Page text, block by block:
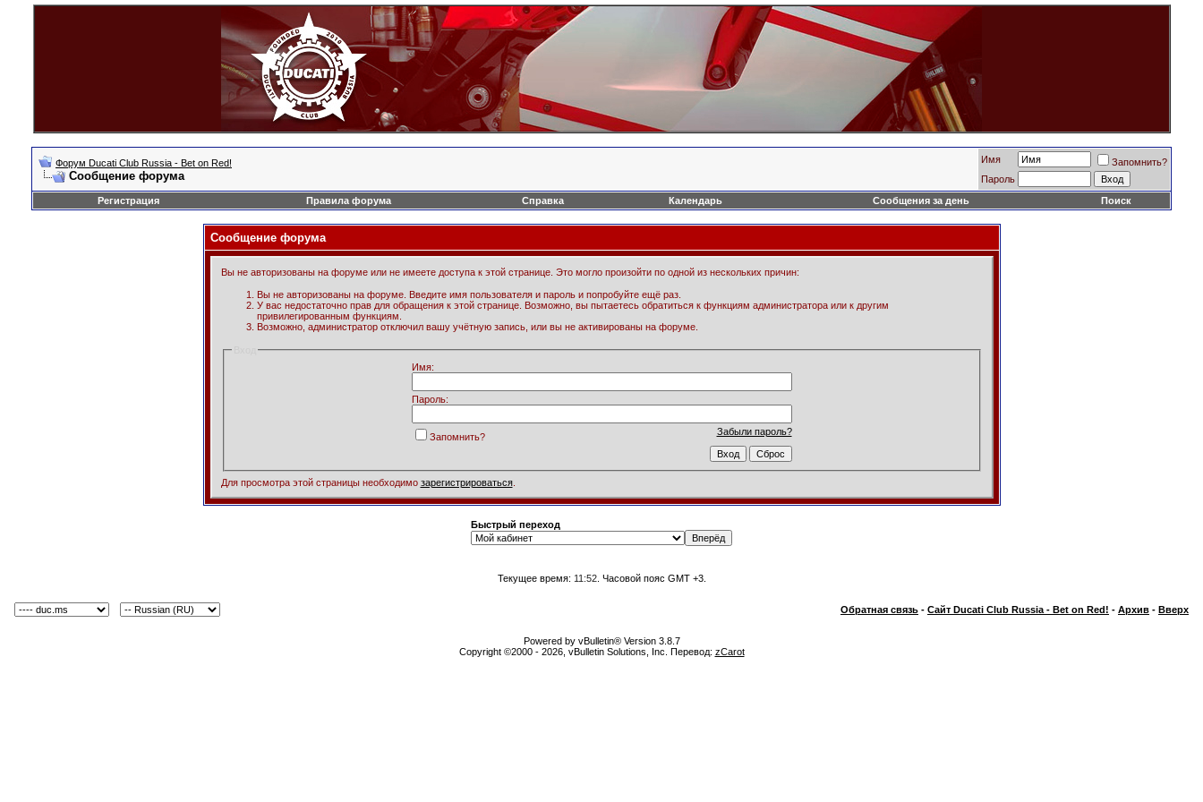
Форум Ducati Club Russia - Bet on Red!
Сообщение форума
Имя
Запомнить?
Пароль
Регистрация
Правила форума Справка Календарь Сообщения за день Поиск
Сообщение форума
Вы не авторизованы на форуме или не имеете доступа к этой странице. Это могло произойти по одной из нескольких причин:
Вы не авторизованы на форуме. Введите имя пользователя и пароль и попробуйте ещё раз.
У вас недостаточно прав для обращения к этой странице. Возможно, вы пытаетесь обратиться к функциям администратора или к другим
привилегированным функциям.
Возможно, администратор отключил вашу учётную запись, или вы не активированы на форуме.
Имя:
Пароль:
Забыли пароль?
Запомнить?
Для просмотра этой страницы необходимо зарегистрироваться.
Быстрый переход
Текущее время: 11:52. Часовой пояс GMT +3.
Обратная связь - Сайт Ducati Club Russia - Bet on Red! - Архив - Вверх
Powered by vBulletin® Version 3.8.7
Copyright ©2000 - 2026, vBulletin Solutions, Inc. Перевод: zCarot